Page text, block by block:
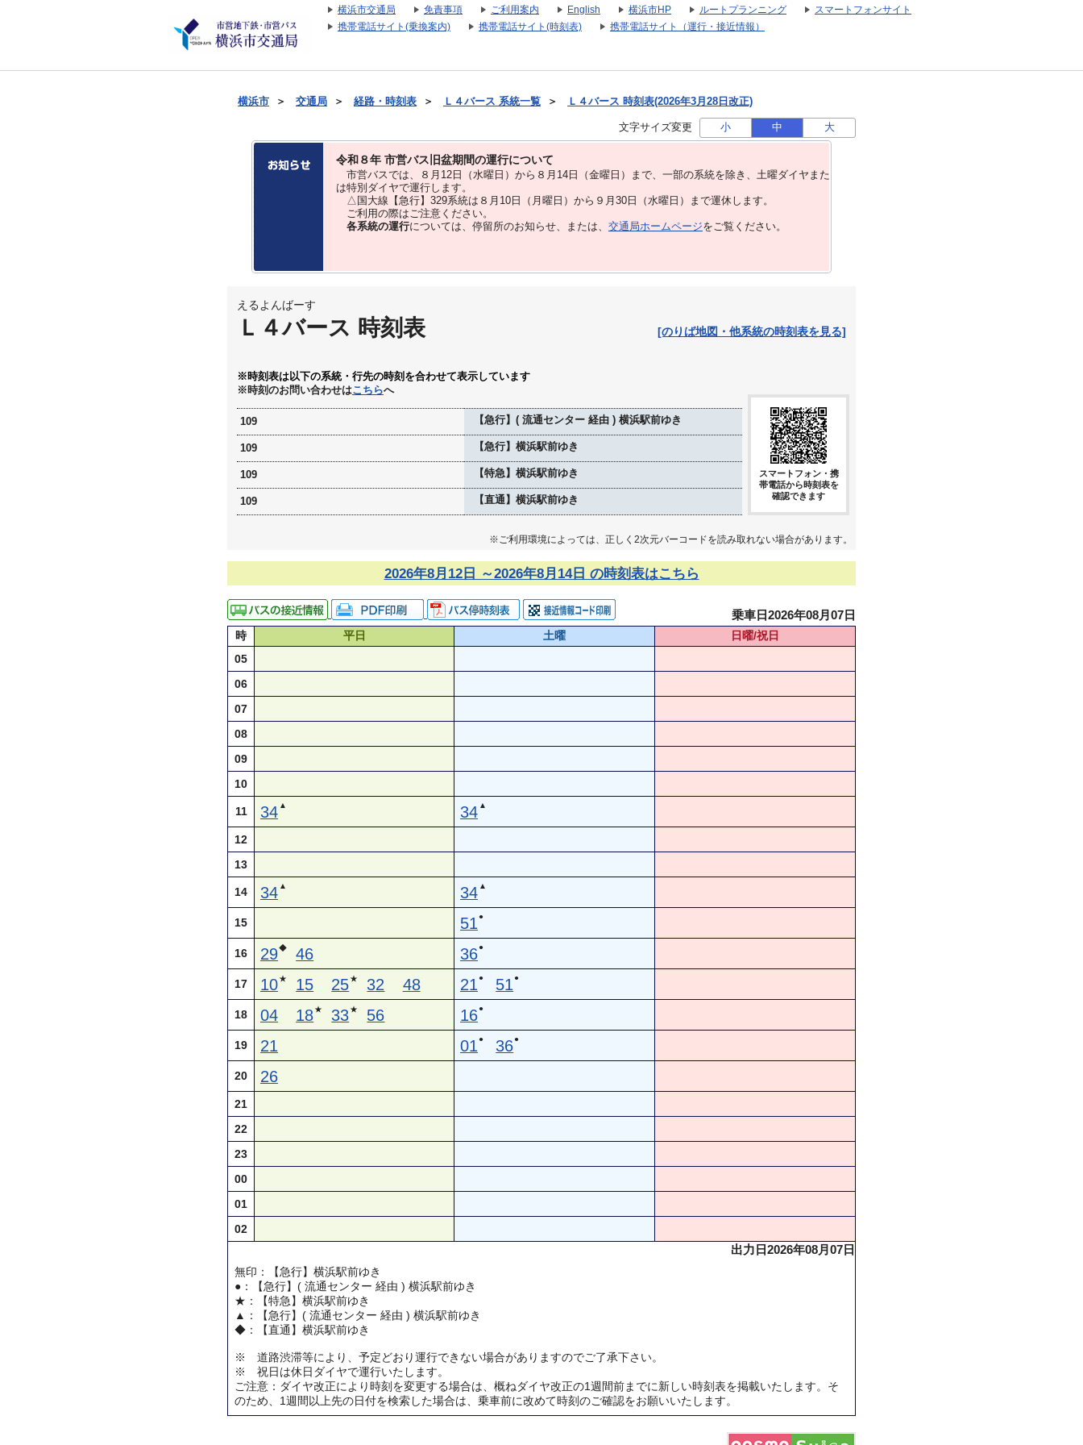
横浜市交通局 免責事項 ご利用案内 English 横浜市HP ルートプランニング
スマートフォンサイト
携帯電話サイト(乗換案内)
携帯電話サイト(時刻表) 携帯電話サイト（運行・接近情報）
横浜市 ＞ 交通局 ＞ 経路・時刻表 ＞ Ｌ４バース 系統一覧 ＞ Ｌ４バース 時刻表(2026年3月28日改正)
文字サイズ変更 小 中 大
令和８年 市営バス旧盆期間の運行について
市営バスでは、８⽉12⽇（水曜日）から８⽉14⽇（金曜日）まで、⼀部の系統を除き、⼟曜ダイヤまた
は特別ダイヤで運⾏します。
△国大線【急行】329系統は８月10日（月曜日）から９月30日（水曜日）まで運休します。
ご利用の際はご注意ください。
各系統の運行については、停留所のお知らせ、または、 交通局ホームページをご覧ください。
えるよんばーす
Ｌ４バース 時刻表 [のりば地図・他系統の時刻表を見る]
※時刻表は以下の系統・行先の時刻を合わせて表示しています
※時刻のお問い合わせはこちらへ
109 【急行】( 流通センター 経由 ) 横浜駅前ゆき
109 【急行】横浜駅前ゆき
109 【特急】横浜駅前ゆき
109 【直通】横浜駅前ゆき
スマートフォン・携
帯電話から時刻表を
確認できます
※ご利用環境によっては、正しく2次元バーコードを読み取れない場合があります。
2026年8月12日 ～2026年8月14日 の時刻表はこちら
乗車日2026年08月07日
時 平日 土曜
日曜/祝日
05
06
07
08
09
10
11 34 ▲ 34 ▲
12
13
14 34 ▲ 34 ▲
15 51 ●
16 29◆ 46 36●
17 10★ 15 25★ 32 48 21 ● 51 ●
18 04 18★ 33★ 56 16●
19 21 01 ● 36●
20 26
21
22
23
00
01
02
出力日2026年08月07日
無印：【急行】横浜駅前ゆき
●：【急行】( 流通センター 経由 ) 横浜駅前ゆき
★：【特急】横浜駅前ゆき
▲：【急行】( 流通センター 経由 ) 横浜駅前ゆき
◆：【直通】横浜駅前ゆき
※ 道路渋滞等により、予定どおり運行できない場合がありますのでご了承下さい。
※ 祝日は休日ダイヤで運行いたします。
ご注意：ダイヤ改正により時刻を変更する場合は、概ねダイヤ改正の1週間前までに新しい時刻表を掲載いたします。そ
のため、1週間以上先の日付を検索した場合は、乗車前に改めて時刻のご確認をお願いいたします。